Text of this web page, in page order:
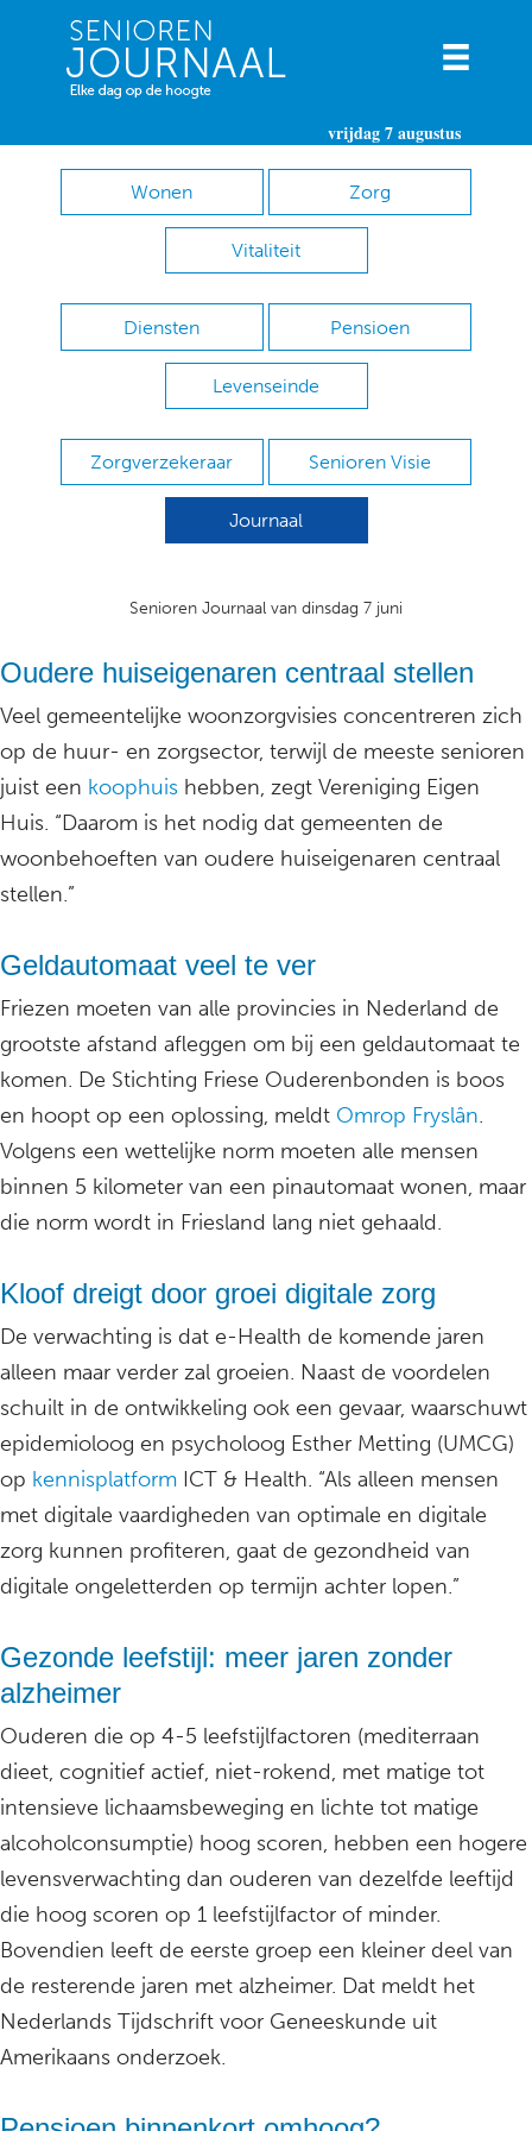
vrijdag 7 augustus
Wonen Zorg
Vitaliteit
Diensten Pensioen
Levenseinde
Zorgverzekeraar Senioren Visie
Journaal
Senioren Journaal van dinsdag 7 juni
Oudere huiseigenaren centraal stellen
Veel gemeentelijke woonzorgvisies concentreren zich
op de huur- en zorgsector, terwijl de meeste senioren
juist een koophuis hebben, zegt Vereniging Eigen
Huis. “Daarom is het nodig dat gemeenten de
woonbehoeften van oudere huiseigenaren centraal
stellen.”
Geldautomaat veel te ver
Friezen moeten van alle provincies in Nederland de
grootste afstand afleggen om bij een geldautomaat te
komen. De Stichting Friese Ouderenbonden is boos
en hoopt op een oplossing, meldt Omrop Fryslân.
Volgens een wettelijke norm moeten alle mensen
binnen 5 kilometer van een pinautomaat wonen, maar
die norm wordt in Friesland lang niet gehaald.
Kloof dreigt door groei digitale zorg
De verwachting is dat e-Health de komende jaren
alleen maar verder zal groeien. Naast de voordelen
schuilt in de ontwikkeling ook een gevaar, waarschuwt
epidemioloog en psycholoog Esther Metting (UMCG)
op kennisplatform ICT & Health. “Als alleen mensen
met digitale vaardigheden van optimale en digitale
zorg kunnen profiteren, gaat de gezondheid van
digitale ongeletterden op termijn achter lopen.”
Gezonde leefstijl: meer jaren zonder
alzheimer
Ouderen die op 4-5 leefstijlfactoren (mediterraan
dieet, cognitief actief, niet-rokend, met matige tot
intensieve lichaamsbeweging en lichte tot matige
alcoholconsumptie) hoog scoren, hebben een hogere
levensverwachting dan ouderen van dezelfde leeftijd
die hoog scoren op 1 leefstijlfactor of minder.
Bovendien leeft de eerste groep een kleiner deel van
de resterende jaren met alzheimer. Dat meldt het
Nederlands Tijdschrift voor Geneeskunde uit
Amerikaans onderzoek.